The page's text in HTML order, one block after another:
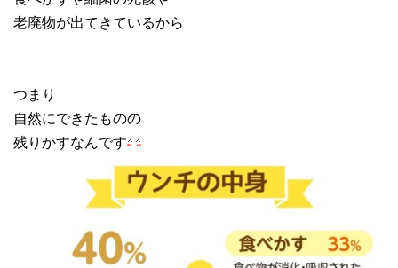
老廃物が出てきているから
つまり
自然にできたものの
残りかすなんです